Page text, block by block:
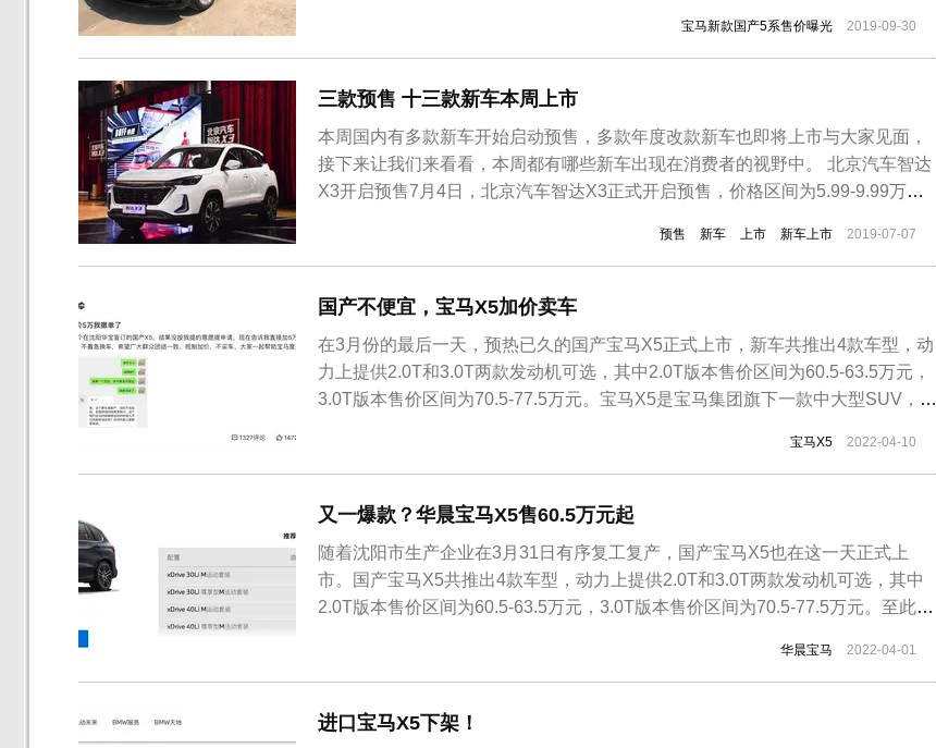
整体有增也有减。全系取消了棕银红米4种配色、创新套装、高保真音响系统、
后...
宝马新款国产5系售价曝光 2019-09-30
三款预售 十三款新车本周上市
本周国内有多款新车开始启动预售，多款年度改款新车也即将上市与大家见面，
接下来让我们来看看，本周都有哪些新车出现在消费者的视野中。 北京汽车智达
X3开启预售7月4日，北京汽车智达X3正式开启预售，价格区间为5.99-9.99万
改款车型，外观方面其采用了最新的家族式设计，整体更为动感时尚。动力方面
搭载1.5T/1.5L两款发动...
预售 新车 上市 新车上市 2019-07-07
国产不便宜，宝马X5加价卖车
在3月份的最后一天，预热已久的国产宝马X5正式上市，新车共推出4款车型，动
力上提供2.0T和3.0T两款发动机可选，其中2.0T版本售价区间为60.5-63.5万元，
3.0T版本售价区间为70.5-77.5万元。宝马X5是宝马集团旗下一款中大型SUV，进
宝马X5 2022-04-10
又一爆款？华晨宝马X5售60.5万元起
随着沈阳市生产企业在3月31日有序复工复产，国产宝马X5也在这一天正式上
市。国产宝马X5共推出4款车型，动力上提供2.0T和3.0T两款发动机可选，其中
2.0T版本售价区间为60.5-63.5万元，3.0T版本售价区间为70.5-77.5万元。至此，
进程特别快！从2020年底被曝出宝马X5将国产，到国产宝马X5登上工信部新...
华晨宝马 2022-04-01
进口宝马X5下架！